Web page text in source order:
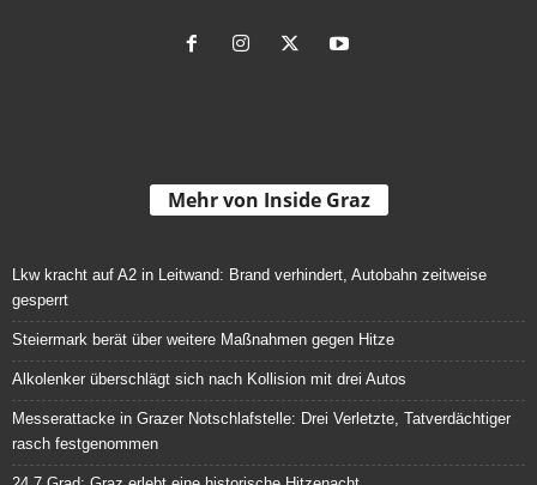
Mehr von Inside Graz
Lkw kracht auf A2 in Leitwand: Brand verhindert, Autobahn zeitweise
gesperrt
Steiermark berät über weitere Maßnahmen gegen Hitze
Alkolenker überschlägt sich nach Kollision mit drei Autos
Messerattacke in Grazer Notschlafstelle: Drei Verletzte, Tatverdächtiger
rasch festgenommen